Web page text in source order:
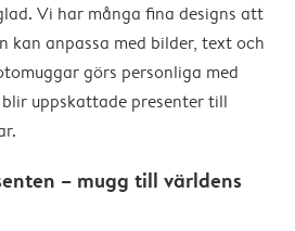
och tullhanteringsavgifter.
kostnader. Om du vill veta i
omfattas av importtullar
kontaktar ditt lokala
Vi har många fina designs att
kan anpassa med bilder, text och
görs personliga med
uppskattade presenter till
– mugg till världens